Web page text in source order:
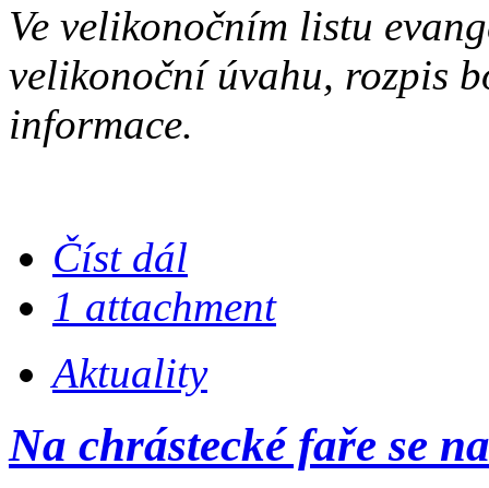
Ve velikonočním listu
velikonoční úvahu, rozpis
informace.
Číst dál
1 attachment
Aktuality
Na chrástecké faře se